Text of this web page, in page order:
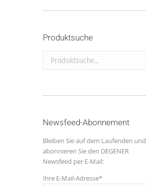
Produktsuche
Produktsuche...
Newsfeed-Abonnement
Bleiben Sie auf dem Laufenden und
abonnieren Sie den DEGENER
Newsfeed per E-Mail:
Ihre E-Mail-Adresse*